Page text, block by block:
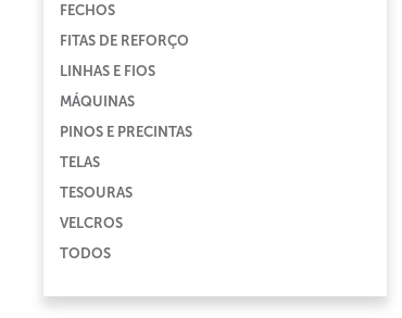
FECHOS
FITAS DE REFORÇO
LINHAS E FIOS
MÁQUINAS
PINOS E PRECINTAS
TELAS
TESOURAS
VELCROS
TODOS